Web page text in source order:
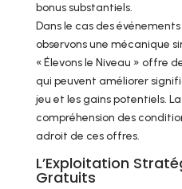
bonus substantiels.
Dans le cas des événements
observons une mécanique
« Élevons le Niveau » offre
qui peuvent améliorer
jeu et les gains potentiels.
compréhension des
adroit de ces offres.
L’Exploitation
Gratuits